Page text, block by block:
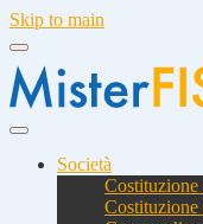
Skip to main
Società
Costituzione
Costituzione